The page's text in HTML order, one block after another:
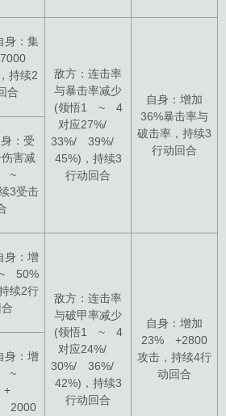
身：集
7000
持续2
合
敌方：连击率
与暴击率减少
(领悟1 ~ 4
对应27%/
33%/ 39%/
45%)，持续3
行动回合
自身：增加
36%暴击率与
破击率，持续3
行动回合
：受
害减
~
3受击
身：增
50%
续2行
敌方：连击率
与破甲率减少
(领悟1 ~ 4
对应24%/
30%/ 36%/
42%)，持续3
行动回合
自身：增加
23% +2800
攻击，持续4行
动回合
身：增
~
+
2000